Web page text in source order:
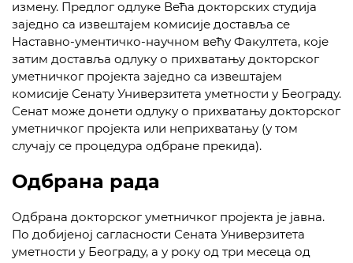
измену. Предлог одлуке Већа докторских студија
заједно са извештајем комисије доставља се
Наставно-ументичко-научном већу Факултета, које
затим доставља одлуку о прихватању докторског
уметничког пројекта заједно са извештајем
комисије Сенату Универзитета уметности у Београду.
Сенат може донети одлуку о прихватању докторског
уметничког пројекта или неприхватању (у том
случају се процедура одбране прекида).
Одбрана рада
Одбрана докторског уметничког пројекта је јавна.
По добијеној сагласности Сената Универзитета
уметности у Београду, а у року од три месеца од